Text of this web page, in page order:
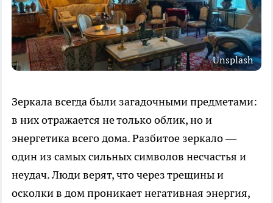
Unsplash
Зеркала всегда были загадочными предметами:
в них отражается не только облик, но и
энергетика всего дома. Разбитое зеркало —
один из самых сильных символов несчастья и
неудач. Люди верят, что через трещины и
осколки в дом проникает негативная энергия,